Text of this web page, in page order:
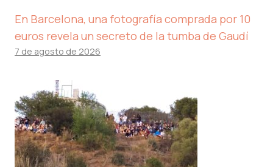
En Barcelona, ​​una fotografía comprada por 10
euros revela un secreto de la tumba de Gaudí
7 de agosto de 2026